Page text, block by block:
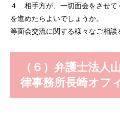
４ 相手方が、一切面会をさせて
を進めたらよいでしょうか。
等面会交流に関する様々なご相談
（６）弁護士法人
律事務所長崎オフ